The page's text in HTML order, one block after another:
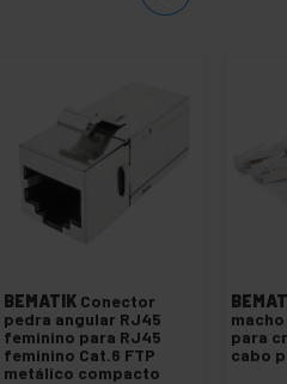
BEMATIK Conector
pedra angular RJ45
feminino para RJ45
feminino Cat.6 FTP
metálico compacto
para
cabo